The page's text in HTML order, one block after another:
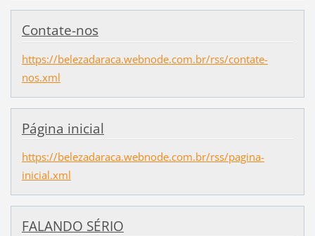
Contate-nos
https://belezadaraca.webnode.com.br/rss/contate-
nos.xml
Página inicial
https://belezadaraca.webnode.com.br/rss/pagina-
inicial.xml
FALANDO SÉRIO